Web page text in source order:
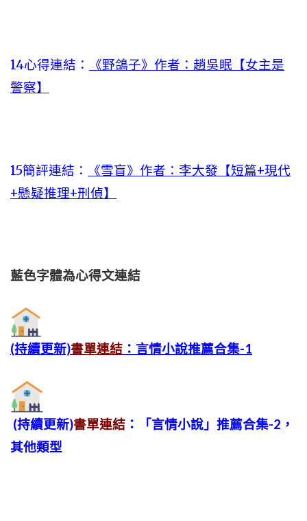
14心得連結：
《野鴿子》作者：趙吳眠【女主是
警察】
15簡評連結：
《雪盲》作者：李大發【短篇+現代
+懸疑推理+刑偵】
藍色字體為心得文連結
(持續更新)書單連結 ：言情小說推薦合集-1
(持續更新)書單連結 ：「言情小說」推薦合集-2，
其他類型